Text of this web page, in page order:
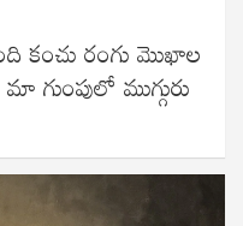
కంచు రంగు మొఖాల
గుంపులో ముగ్గురు